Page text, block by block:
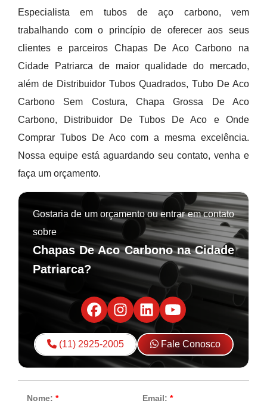
Especialista em tubos de aço carbono, vem
trabalhando com o princípio de oferecer aos seus
clientes e parceiros Chapas De Aco Carbono na
Cidade Patriarca de maior qualidade do mercado,
além de Distribuidor Tubos Quadrados, Tubo De Aco
Carbono Sem Costura, Chapa Grossa De Aco
Carbono, Distribuidor De Tubos De Aco e Onde
Comprar Tubos De Aco com a mesma excelência.
Nossa equipe está aguardando seu contato, venha e
faça um orçamento.
Gostaria de um orçamento ou entrar em contato
sobre
Chapas De Aco Carbono na Cidade
Patriarca?
(11) 2925-2005 Fale Conosco
Nome: * Email: *